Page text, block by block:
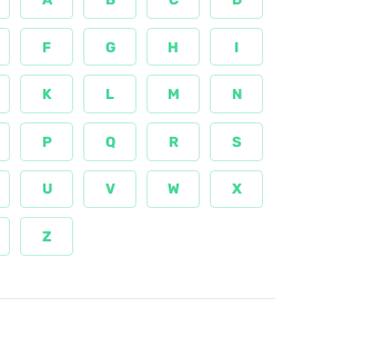
F G H I
K L M N
P Q R S
U V W X
Z